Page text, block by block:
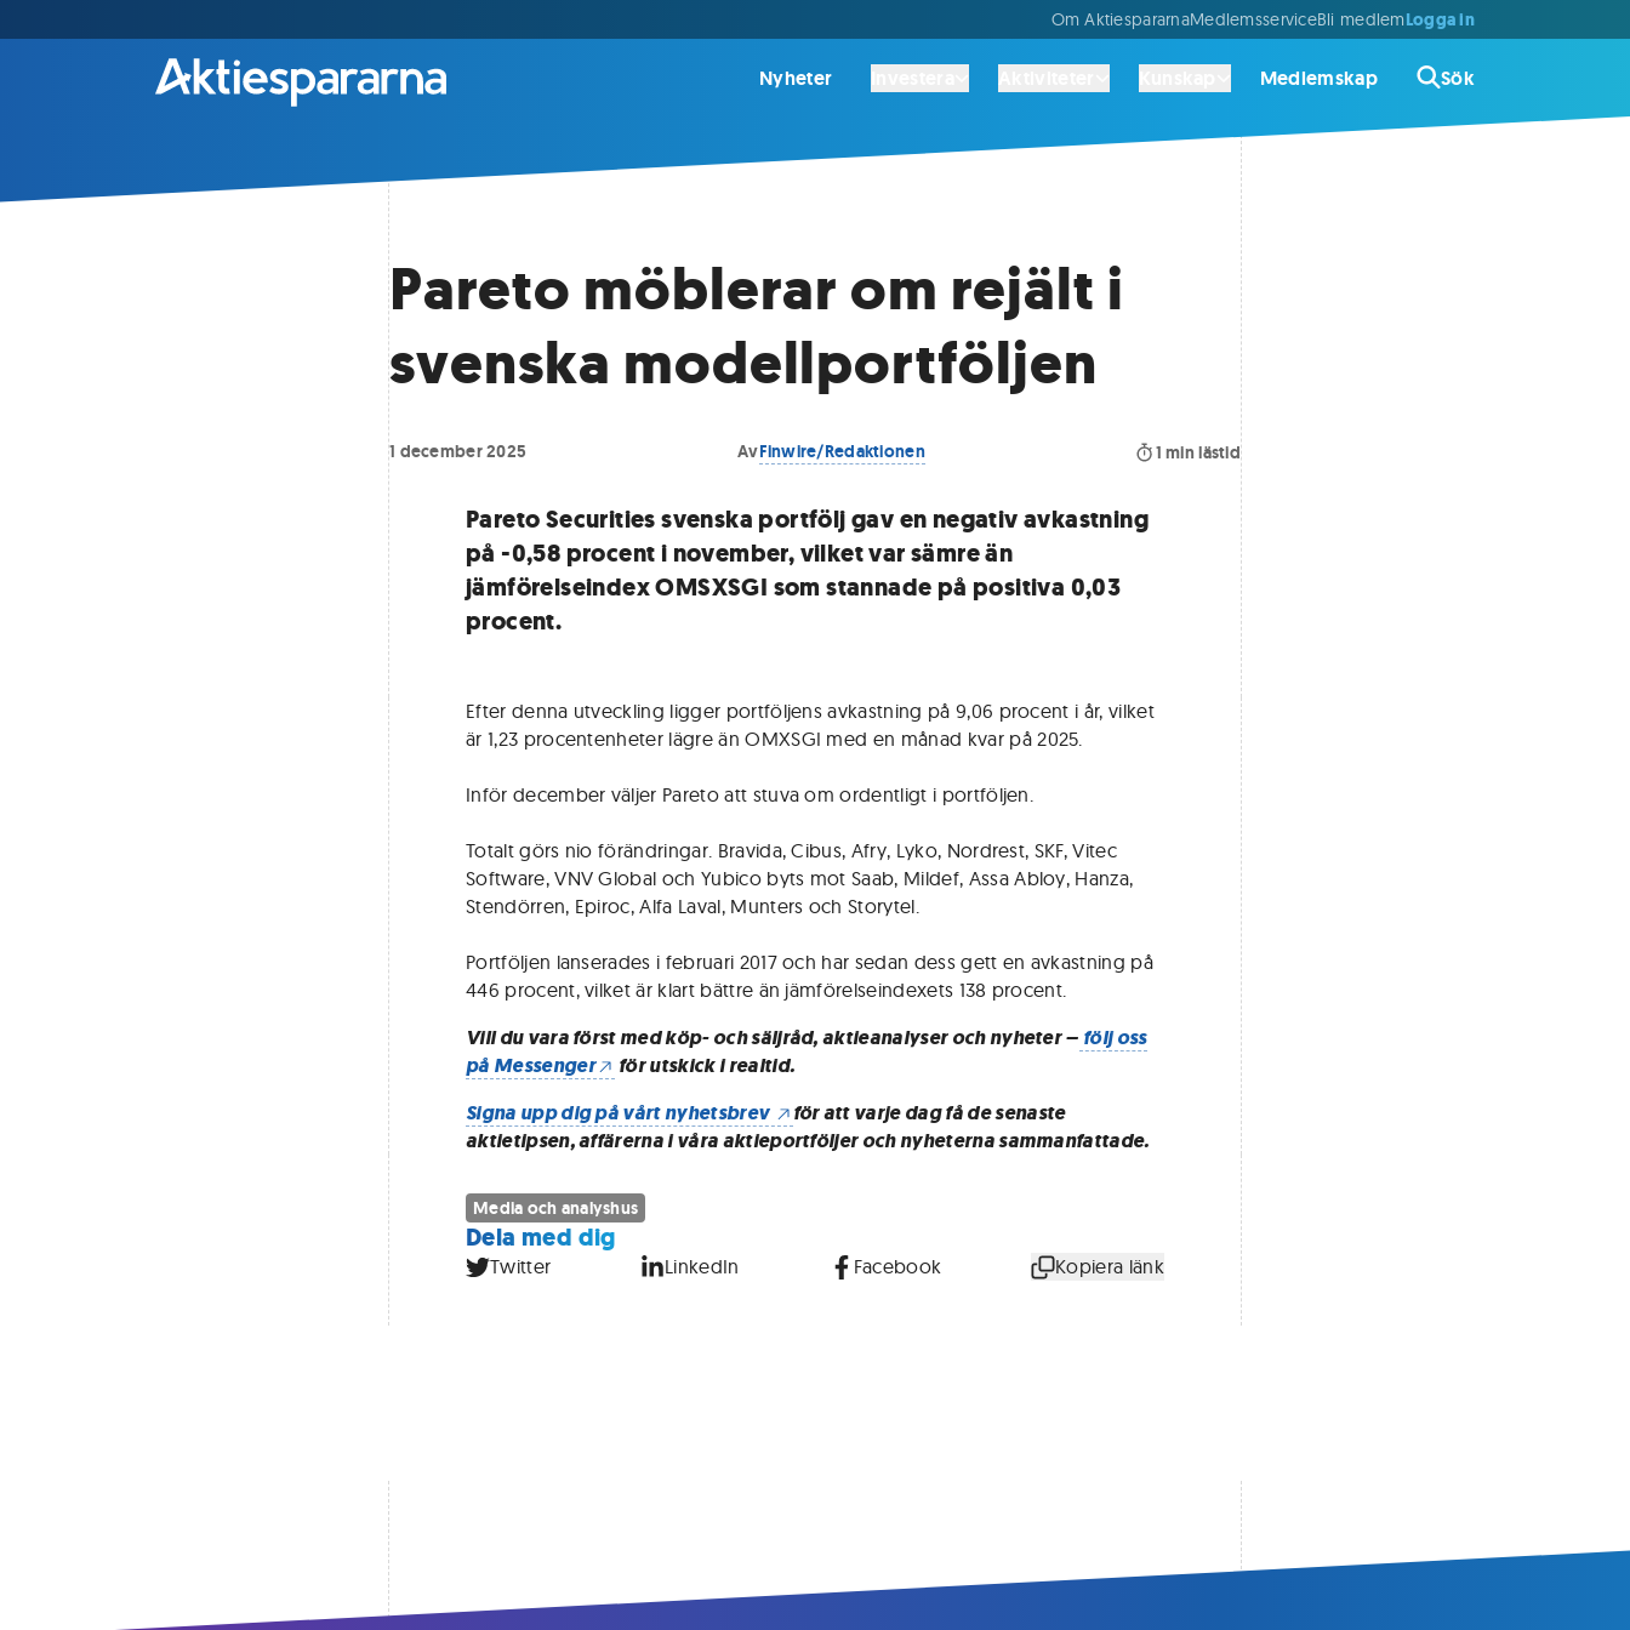
Om AktiespararnaMedlemsserviceBli medlemLogga in
Nyheter Medlemskap Sök
Pareto möblerar om rejält i
svenska modellportföljen
1 december 2025 AvFinwire/Redaktionen 1 min lästid
Pareto Securities svenska portfölj gav en negativ avkastning
på -0,58 procent i november, vilket var sämre än
jämförelseindex OMSXSGI som stannade på positiva 0,03
procent.
Efter denna utveckling ligger portföljens avkastning på 9,06 procent i år, vilket
är 1,23 procentenheter lägre än OMXSGI med en månad kvar på 2025.
Inför december väljer Pareto att stuva om ordentligt i portföljen.
Totalt görs nio förändringar. Bravida, Cibus, Afry, Lyko, Nordrest, SKF, Vitec
Software, VNV Global och Yubico byts mot Saab, Mildef, Assa Abloy, Hanza,
Stendörren, Epiroc, Alfa Laval, Munters och Storytel.
Portföljen lanserades i februari 2017 och har sedan dess gett en avkastning på
446 procent, vilket är klart bättre än jämförelseindexets 138 procent.
Vill du vara först med köp- och säljråd, aktieanalyser och nyheter – följ oss
på Messenger
för utskick i realtid.
Signa upp dig på vårt nyhetsbrev
för att varje dag få de senaste
aktietipsen, affärerna i våra aktieportföljer och nyheterna sammanfattade.
Media och analyshus
Dela med dig
Twitter LinkedIn Facebook Kopiera länk